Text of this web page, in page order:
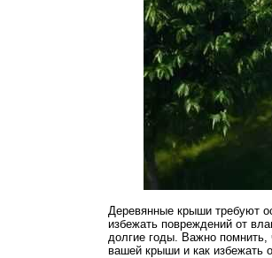
Деревянные крыши требуют
избежать повреждений от
долгие годы. Важно
вашей крыши и как избежать